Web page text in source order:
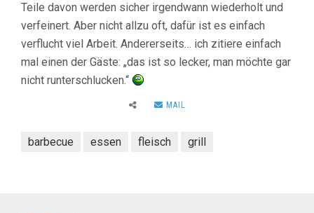
Teile davon werden sicher irgendwann wiederholt und
verfeinert. Aber nicht allzu oft, dafür ist es einfach
verflucht viel Arbeit. Andererseits… ich zitiere einfach
mal einen der Gäste: „das ist so lecker, man möchte gar
nicht runterschlucken.“
MAIL
barbecue essen fleisch grill